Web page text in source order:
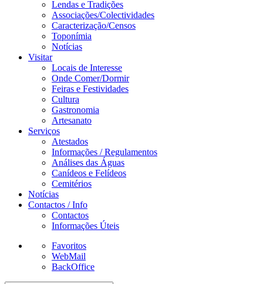
Lendas e Tradições
Associações/Colectividades
Caracterização/Censos
Toponímia
Notícias
Visitar
Locais de Interesse
Onde Comer/Dormir
Feiras e Festividades
Cultura
Gastronomia
Artesanato
Serviços
Atestados
Informações / Regulamentos
Análises das Águas
Canídeos e Felídeos
Cemitérios
Notícias
Contactos / Info
Contactos
Informações Úteis
Favoritos
WebMail
BackOffice